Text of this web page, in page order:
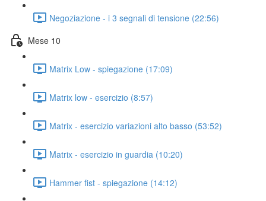
Negoziazione - i 3 segnali di tensione (22:56)
Mese 10
Matrix Low - spiegazione (17:09)
Matrix low - esercizio (8:57)
Matrix - esercizio variazioni alto basso (53:52)
Matrix - esercizio in guardia (10:20)
Hammer fist - spiegazione (14:12)